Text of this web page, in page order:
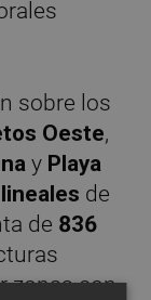
sobre los
Oeste,
y Playa
de
de 836
zonas con